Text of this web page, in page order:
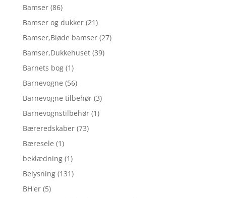
Bamser (86)
Bamser og dukker (21)
Bamser,Bløde bamser (27)
Bamser,Dukkehuset (39)
Barnets bog (1)
Barnevogne (56)
Barnevogne tilbehør (3)
Barnevognstilbehør (1)
Bæreredskaber (73)
Bæresele (1)
beklædning (1)
Belysning (131)
BH'er (5)